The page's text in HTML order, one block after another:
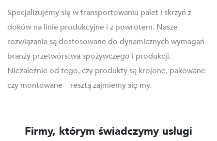
Specjalizujemy się w transportowaniu palet i skrzyń z
doków na linie produkcyjne i z powrotem. Nasze
rozwiązania są dostosowane do dynamicznych wymagań
branży przetwórstwa spożywczego i produkcji.
Niezależnie od tego, czy produkty są krojone, pakowane
czy montowane – resztą zajmiemy się my.
Firmy, którym świadczymy usługi